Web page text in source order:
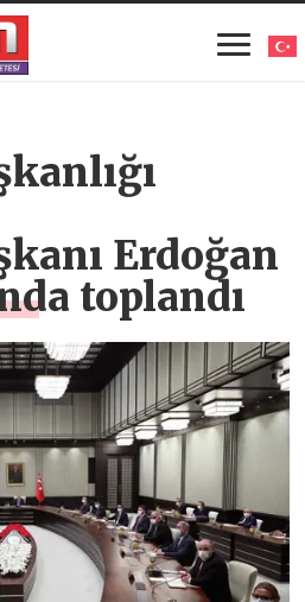
Erdoğan
toplandı